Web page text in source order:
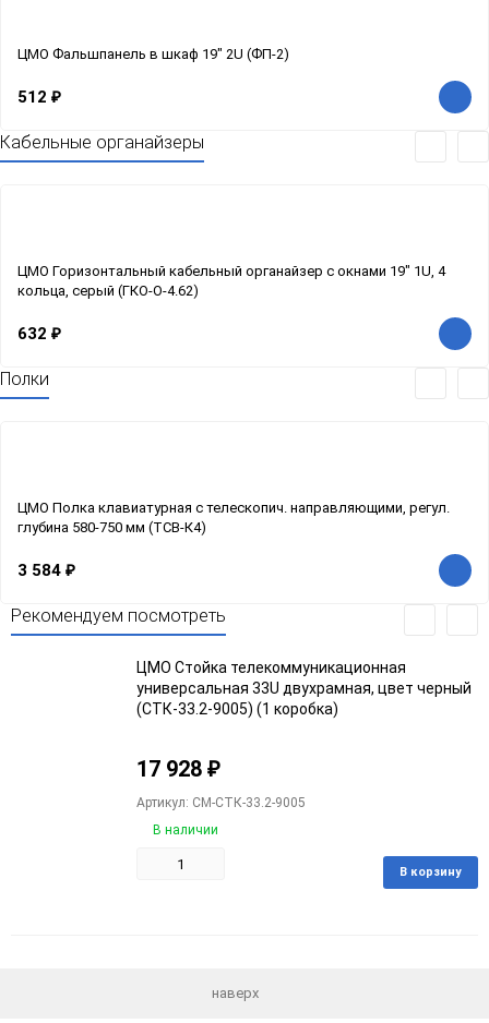
ЦМО Фальшпанель в шкаф 19" 2U (ФП-2)
512 ₽
Кабельные органайзеры
ЦМО Горизонтальный кабельный органайзер с окнами 19" 1U, 4
кольца, серый (ГКО-О-4.62)
632 ₽
Полки
ЦМО Полка клавиатурная с телескопич. направляющими, регул.
глубина 580-750 мм (ТСВ-К4)
3 584 ₽
Рекомендуем посмотреть
ЦМО Стойка телекоммуникационная
универсальная 33U двухрамная, цвет черный
(СТК-33.2-9005) (1 коробка)
17 928 ₽
Артикул: CM-СТК-33.2-9005
В наличии
В корзину
наверх